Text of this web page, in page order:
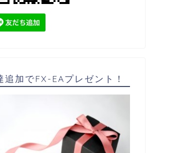
追加でFX-EAプレゼント！